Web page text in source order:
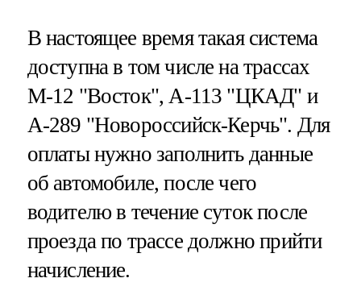
В настоящее время такая система
доступна в том числе на трассах
М-12 "Восток", А-113 "ЦКАД" и
А-289 "Новороссийск-Керчь". Для
оплаты нужно заполнить данные
об автомобиле, после чего
водителю в течение суток после
проезда по трассе должно прийти
начисление.